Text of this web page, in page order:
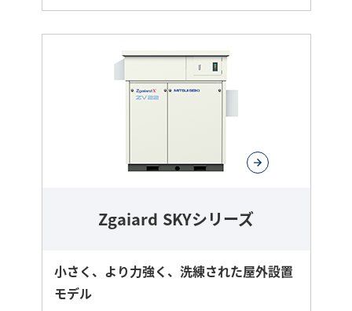
に
詳
Zgaiard SKYシリーズ
小さく、より力強く、洗練された屋外設置
モデル